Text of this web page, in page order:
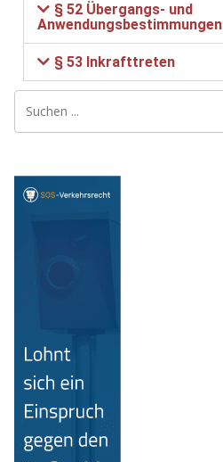
§ 52 Übergangs- und
Anwendungsbestimmungen
§ 53 Inkrafttreten